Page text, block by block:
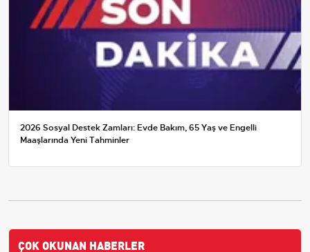
2026 Sosyal Destek Zamları: Evde Bakım, 65 Yaş ve Engelli
Maaşlarında Yeni Tahminler
ÇOK OKUNAN HABERLER